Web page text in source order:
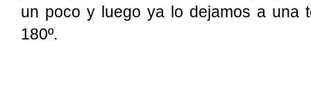
un poco y luego ya lo dejamos a una
180º.